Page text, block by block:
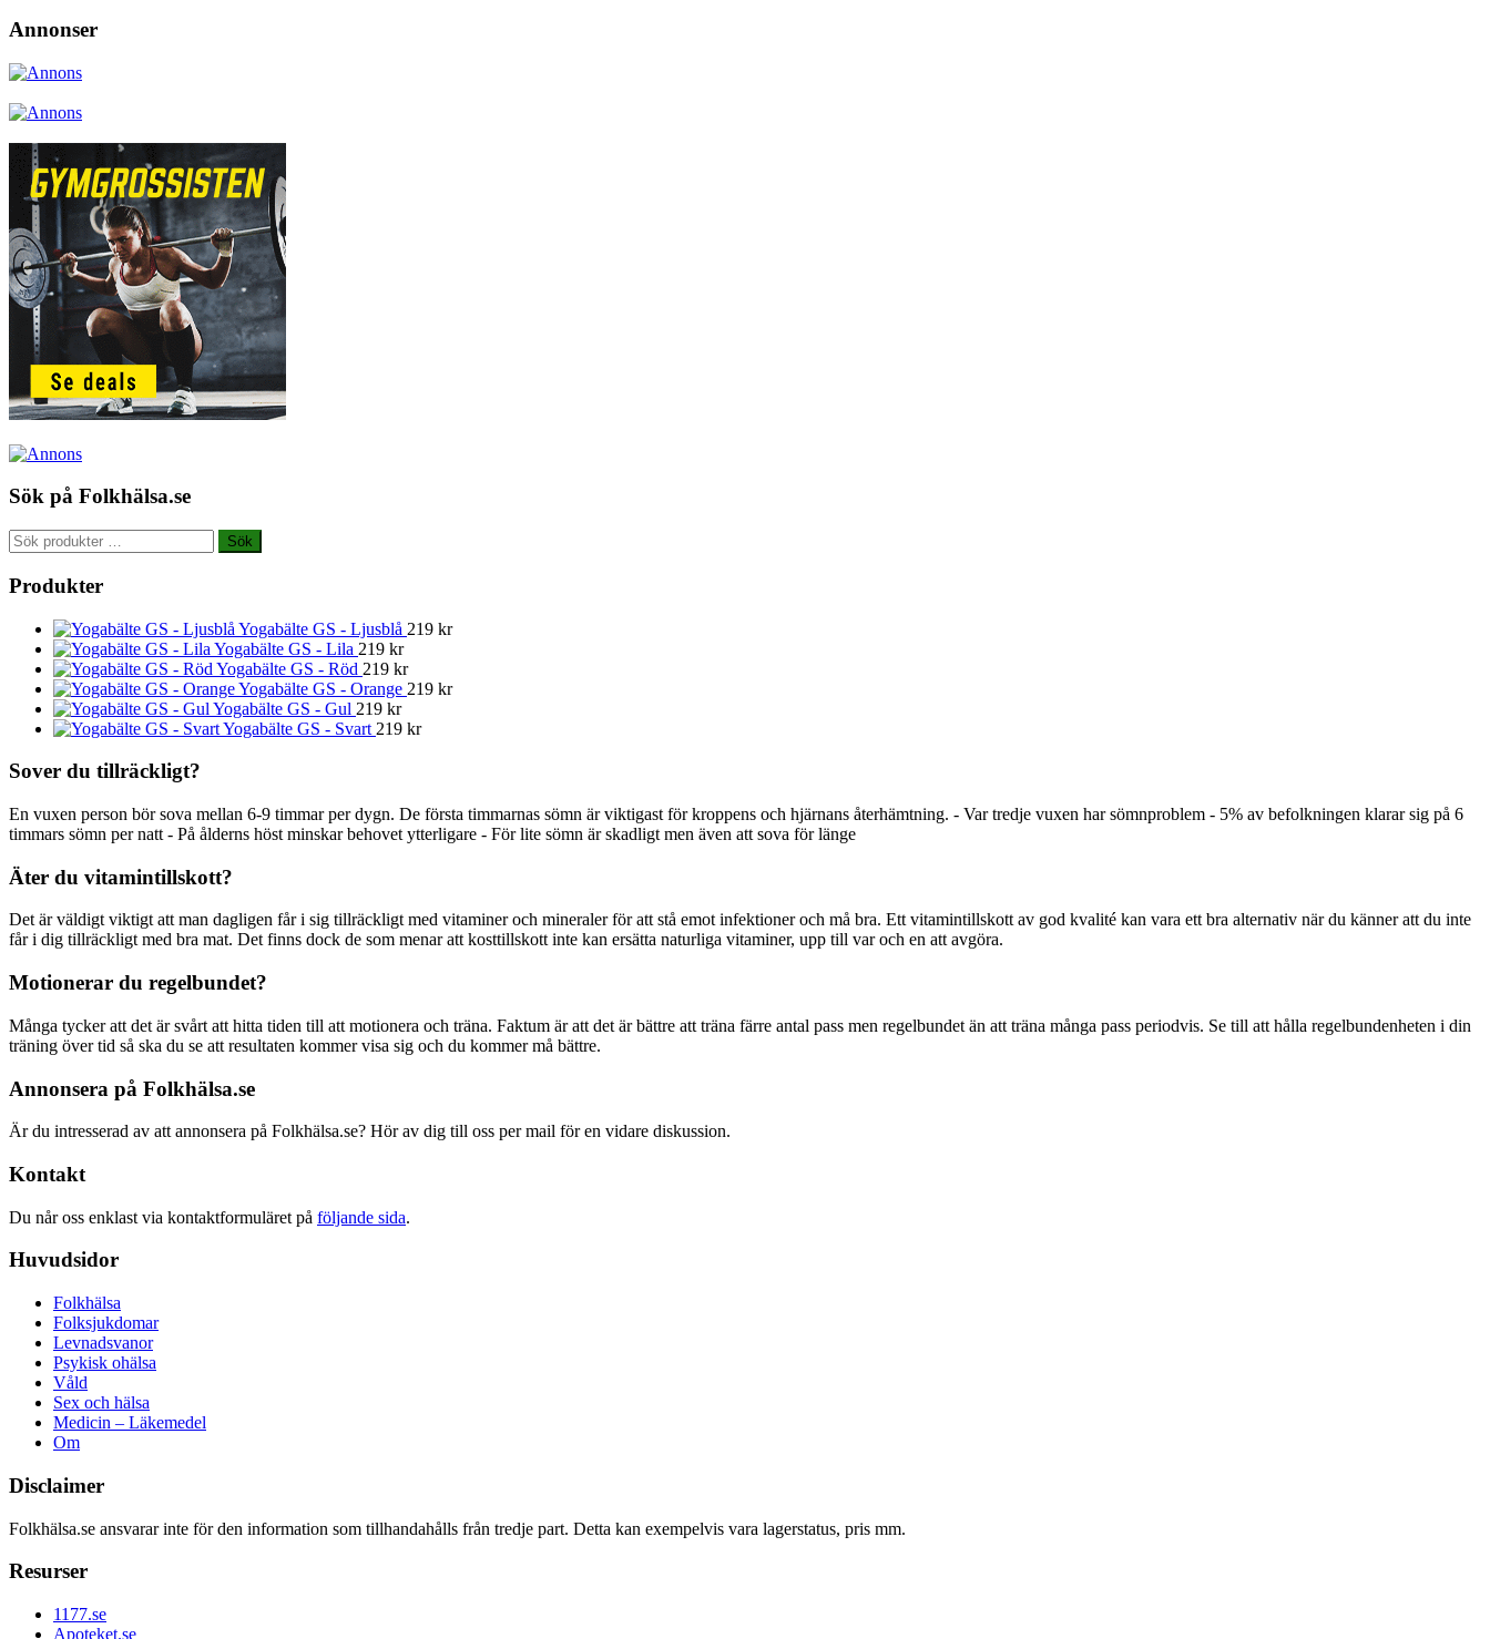
Annonser
Sök på Folkhälsa.se
Sök
efter:
Sök
Produkter
Yogabälte GS - Ljusblå 219 kr
Yogabälte GS - Lila 219 kr
Yogabälte GS - Röd 219 kr
Yogabälte GS - Orange 219 kr
Yogabälte GS - Gul 219 kr
Yogabälte GS - Svart 219 kr
Sover du tillräckligt?
En vuxen person bör sova mellan 6-9 timmar per dygn. De första timmarnas sömn är viktigast för kroppens och hjärnans återhämtning. - Var tredje vuxen har sömnproblem - 5% av befolkningen klarar sig på 6
timmars sömn per natt - På ålderns höst minskar behovet ytterligare - För lite sömn är skadligt men även att sova för länge
Äter du vitamintillskott?
Det är väldigt viktigt att man dagligen får i sig tillräckligt med vitaminer och mineraler för att stå emot infektioner och må bra. Ett vitamintillskott av god kvalité kan vara ett bra alternativ när du känner att du inte
får i dig tillräckligt med bra mat. Det finns dock de som menar att kosttillskott inte kan ersätta naturliga vitaminer, upp till var och en att avgöra.
Motionerar du regelbundet?
Många tycker att det är svårt att hitta tiden till att motionera och träna. Faktum är att det är bättre att träna färre antal pass men regelbundet än att träna många pass periodvis. Se till att hålla regelbundenheten i din
träning över tid så ska du se att resultaten kommer visa sig och du kommer må bättre.
Annonsera på Folkhälsa.se
Är du intresserad av att annonsera på Folkhälsa.se? Hör av dig till oss per mail för en vidare diskussion.
Kontakt
Du når oss enklast via kontaktformuläret på följande sida.
Huvudsidor
Folkhälsa
Folksjukdomar
Levnadsvanor
Psykisk ohälsa
Våld
Sex och hälsa
Medicin – Läkemedel
Om
Disclaimer
Folkhälsa.se ansvarar inte för den information som tillhandahålls från tredje part. Detta kan exempelvis vara lagerstatus, pris mm.
Resurser
1177.se
Apoteket.se